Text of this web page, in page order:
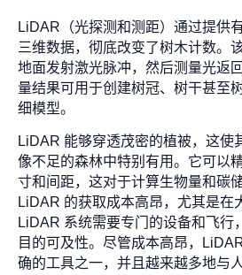
LiDAR（光探测和测距）通过提供
三维数据，彻底改变了树木计数。
地面发射激光脉冲，然后测量光返
量结果可用于创建树冠、树干甚至
细模型。
LiDAR 能够穿透茂密的植被，这使
像不足的森林中特别有用。它可以
寸和间距，这对于计算生物量和碳
LiDAR 的获取成本高昂，尤其是在
LiDAR 系统需要专门的设备和飞行
目的可及性。尽管成本高昂，
确的工具之一，并且越来越多地与